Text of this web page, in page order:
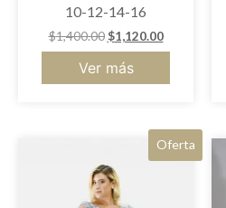
10-12-14-16
$1,400.00 $1,120.00
Ver más
Oferta